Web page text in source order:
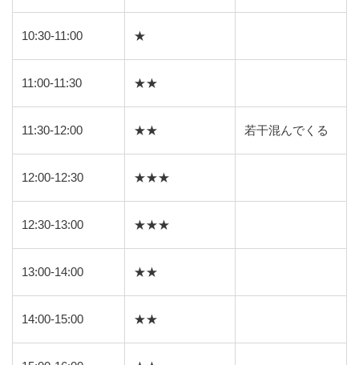
10:30-11:00 ★
11:00-11:30 ★★
11:30-12:00 ★★ 若干混んでくる
12:00-12:30 ★★★
12:30-13:00 ★★★
13:00-14:00 ★★
14:00-15:00 ★★